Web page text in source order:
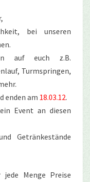
bei unseren
auf euch z.B.
Turmspringen,
enden am 18.03.12.
Event an diesen
Getränkestände
Menge Preise